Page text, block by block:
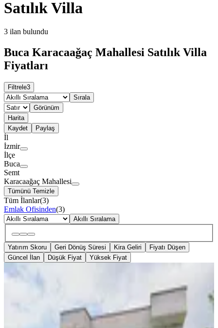
Satılık Villa
3 ilan bulundu
Buca Karacaağaç Mahallesi Satılık Villa
Fiyatları
Filtrele3
Sırala
Görünüm
Harita
Kaydet
Paylaş
İl
İzmir
İlçe
Buca
Semt
Karacaağaç Mahallesi
Tümünü Temizle
Tüm İlanlar(3)
Emlak Ofisinden(3)
Akıllı Sıralama
Yatırım Skoru Geri Dönüş Süresi Kira Geliri
Fiyatı Düşen
Güncel İlan
Düşük Fiyat Yüksek Fiyat
%
İcinde 4+1 Havuzlu Lüx Villa
Buca, Karacaağaç Mahallesi
250 m²